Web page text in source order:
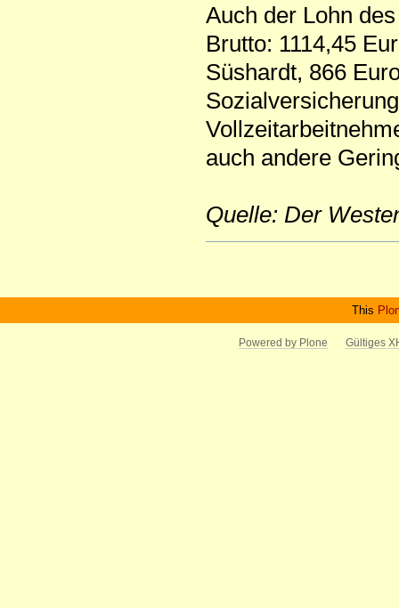
Auch der Lohn
Brutto: 1114,45
Süshardt, 866
auch andere
Quelle: Der
This
Powered by Plone Gültiges